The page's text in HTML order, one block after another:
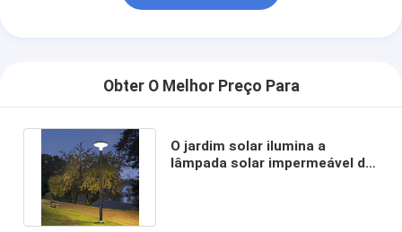
Obter O Melhor Preço Para
O jardim solar ilumina a
lâmpada solar impermeável do